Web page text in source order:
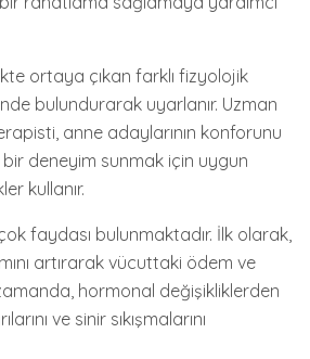
ortaya çıkan farklı fizyolojik
bulundurarak uyarlanır. Uzman
anne adaylarının konforunu
deneyim sunmak için uygun
kullanır.
faydası bulunmaktadır. İlk olarak,
artırarak vücuttaki ödem ve
hormonal değişikliklerden
ve sinir sıkışmalarını